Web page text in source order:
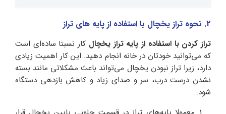
2. نحوه تراز یخچال با استفاده از پایه های تراز
تراز کردن با استفاده از پایه تراز یخچال کار نسبتا ساده‌ای است
که می‌توانید خودتان در خانه انجام دهید. این کار اهمیت زیادی
دارد، زیرا تراز نبودن یخچال می‌تواند باعث مشکلاتی مانند بسته
نشدن درست درب، سر و صدای زیاد و کاهش بازدهی دستگاه
شود.